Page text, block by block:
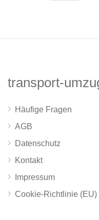
transport-
Häufige Fragen
AGB
Datenschutz
Kontakt
Impressum
Cookie-Richtlinie (EU)